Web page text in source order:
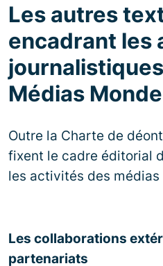
Les autres
encadrant les
Médias Monde
Outre la Charte de
fixent le cadre éditorial
les activités des médias
Les collaborations
partenariats